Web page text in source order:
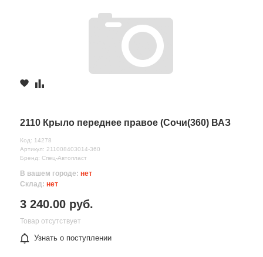
2110 Крыло переднее правое (Сочи(360) ВАЗ
Код: 14278
Артикул: 211008403014-360
Бренд: Спец-Автопласт
В вашем городе: нет
Склад: нет
3 240.00 руб.
Товар отсутствует
Узнать о поступлении